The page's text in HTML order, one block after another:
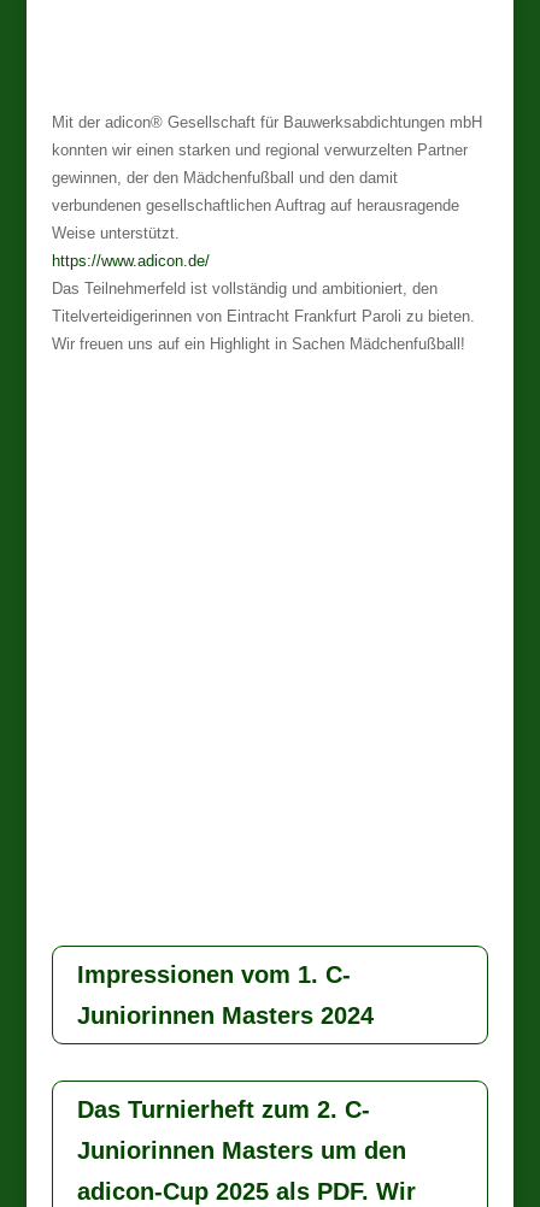
Mit der adicon® Gesellschaft für Bauwerksabdichtungen mbH
konnten wir einen starken und regional verwurzelten Partner
gewinnen, der den Mädchenfußball und den damit
verbundenen gesellschaftlichen Auftrag auf herausragende
Weise unterstützt.
https://www.adicon.de/
Das Teilnehmerfeld ist vollständig und ambitioniert, den
Titelverteidigerinnen von Eintracht Frankfurt Paroli zu bieten.
Wir freuen uns auf ein Highlight in Sachen Mädchenfußball!
Impressionen vom 1. C-
Juniorinnen Masters 2024
Das Turnierheft zum 2. C-
Juniorinnen Masters um den
adicon-Cup 2025 als PDF. Wir